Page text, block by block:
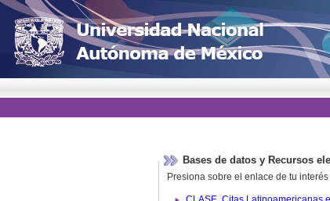
Bases de datos y Recursos
Presiona sobre el enlace de tu